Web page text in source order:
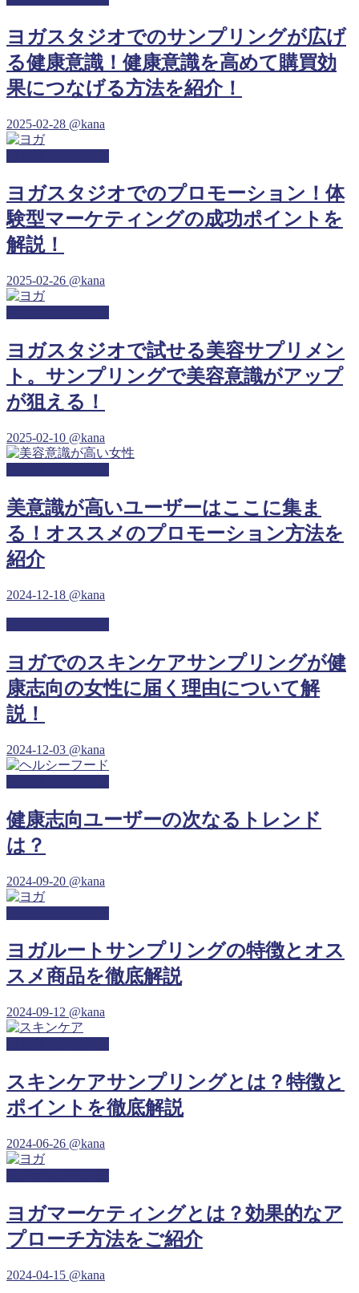
ヨガスタジオでのサンプリングが広げ
る健康意識！健康意識を高めて購買効
果につなげる方法を紹介！
2025-02-28 @kana
ヨガスタジオでのプロモーション！体
験型マーケティングの成功ポイントを
解説！
2025-02-26 @kana
ヨガスタジオで試せる美容サプリメン
ト。サンプリングで美容意識がアップ
が狙える！
2025-02-10 @kana
美意識が高いユーザーはここに集ま
る！オススメのプロモーション方法を
紹介
2024-12-18 @kana
ヨガでのスキンケアサンプリングが健
康志向の女性に届く理由について解
説！
2024-12-03 @kana
健康志向ユーザーの次なるトレンド
は？
2024-09-20 @kana
ヨガルートサンプリングの特徴とオス
スメ商品を徹底解説
2024-09-12 @kana
スキンケアサンプリングとは？特徴と
ポイントを徹底解説
2024-06-26 @kana
ヨガマーケティングとは？効果的なア
プローチ方法をご紹介
2024-04-15 @kana